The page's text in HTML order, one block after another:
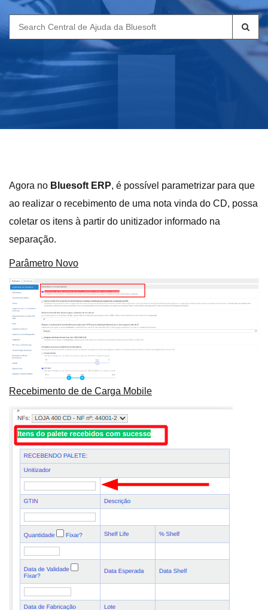
Search
for:
Agora no Bluesoft ERP, é possível parametrizar para que
ao realizar o recebimento de uma nota vinda do CD, possa
coletar os itens à partir do unitizador informado na
separação.
Parâmetro Novo
Recebimento de de Carga Mobile